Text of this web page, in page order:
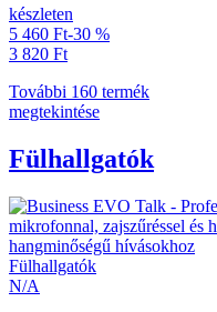
készleten
5 460 Ft-30 %
3 820 Ft
További 160 termék
megtekintése
Fülhallgatók
Fülhallgatók
N/A